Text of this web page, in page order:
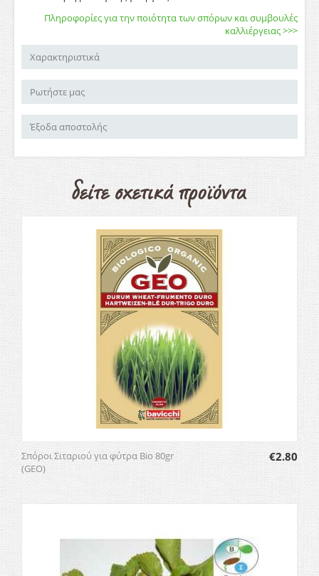
Πληροφορίες για την ποιότητα των σπόρων και συμβουλές
καλλιέργειας >>>
Χαρακτηριστικά
Ρωτήστε μας
Έξοδα αποστολής
Σπόροι Σιταριού για φύτρα Bio 80gr
(GEO)
€2.80